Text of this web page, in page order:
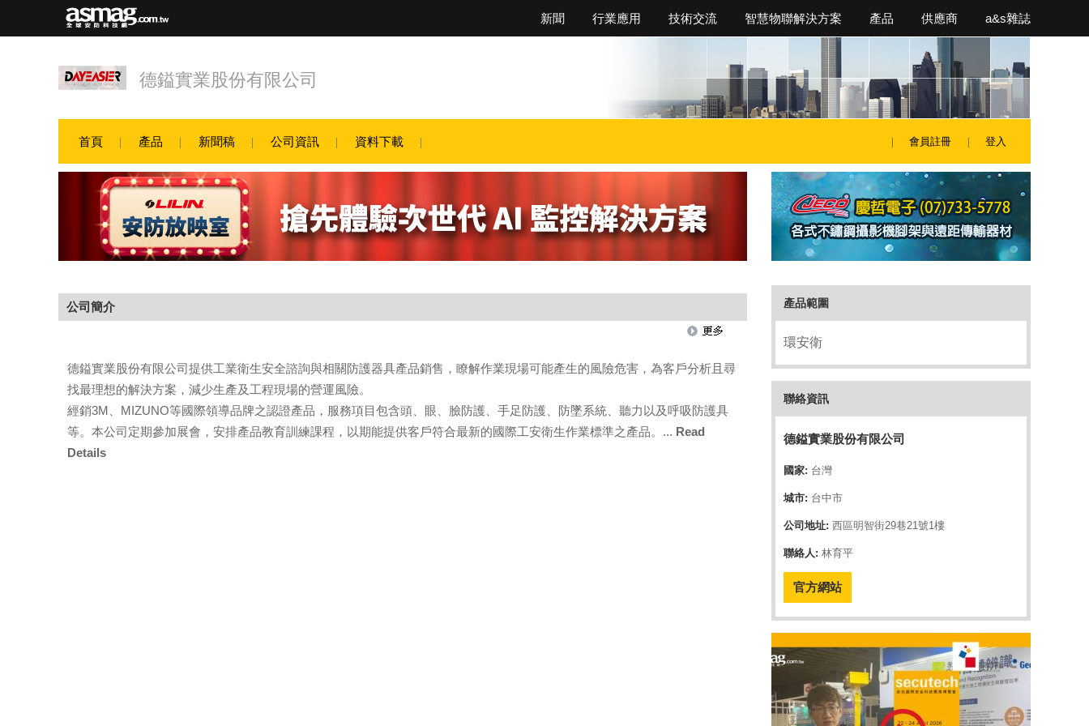
新聞 行業應用 技術交流 智慧物聯解決方案 產品 供應商 a&s雜誌
德鎰實業股份有限公司
首頁 產品 新聞稿 公司資訊 資料下載 會員註冊 登入
產品範圍
環安衛
聯絡資訊
德鎰實業股份有限公司
國家: 台灣
城市: 台中市
公司地址: 西區明智街29巷21號1樓
聯絡人: 林育平
官方網站
公司簡介
德鎰實業股份有限公司提供工業衛生安全諮詢與相關防護器具產品銷售，瞭解作業現場可能產生的風險危害，為客戶分析且尋
找最理想的解決方案，減少生產及工程現場的營運風險。
經銷3M、MIZUNO等國際領導品牌之認證產品，服務項目包含頭、眼、臉防護、手足防護、防墜系統、聽力以及呼吸防護具
等。本公司定期參加展會，安排產品教育訓練課程，以期能提供客戶符合最新的國際工安衛生作業標準之產品。... Read
Details